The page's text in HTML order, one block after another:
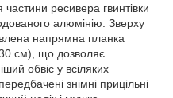
ресивера гвинтівки
алюмінію. Зверху
напрямна планка
см), що дозволяє
обвіс у всіляких
знімні прицільні